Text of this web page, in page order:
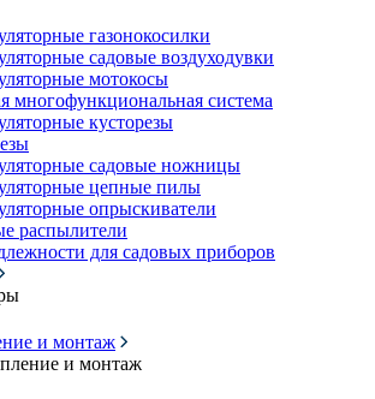
газонокосилки
садовые воздуходувки
мотокосы
многофункциональная система
кусторезы
садовые ножницы
цепные пилы
опрыскиватели
распылители
для садовых приборов
и монтаж
и монтаж